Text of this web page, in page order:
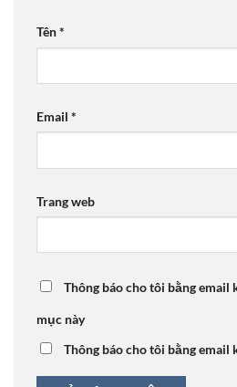
Tên*
Email *
Trang web
Thông báo cho tôi bằng email
mục này
Thông báo cho tôi bằng email